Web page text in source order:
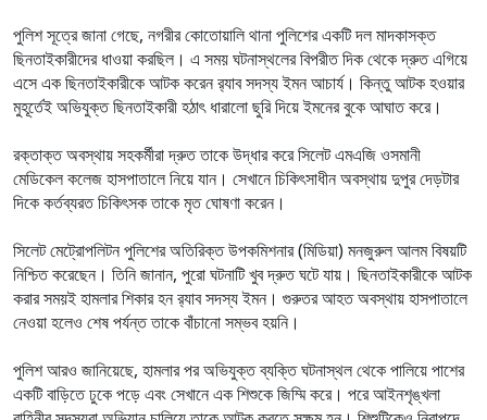
পুলিশ সূত্রে জানা গেছে, নগরীর কোতোয়ালি থানা পুলিশের একটি দল মাদকাসক্ত
ছিনতাইকারীদের ধাওয়া করছিল। এ সময় ঘটনাস্থলের বিপরীত দিক থেকে দ্রুত এগিয়ে
এসে এক ছিনতাইকারীকে আটক করেন র‌্যাব সদস্য ইমন আচার্য। কিন্তু আটক হওয়ার
মুহূর্তেই অভিযুক্ত ছিনতাইকারী হঠাৎ ধারালো ছুরি দিয়ে ইমনের বুকে আঘাত করে।
রক্তাক্ত অবস্থায় সহকর্মীরা দ্রুত তাকে উদ্ধার করে সিলেট এমএজি ওসমানী
মেডিকেল কলেজ হাসপাতালে নিয়ে যান। সেখানে চিকিৎসাধীন অবস্থায় দুপুর দেড়টার
দিকে কর্তব্যরত চিকিৎসক তাকে মৃত ঘোষণা করেন।
সিলেট মেট্রোপলিটন পুলিশের অতিরিক্ত উপকমিশনার (মিডিয়া) মনজুরুল আলম বিষয়টি
নিশ্চিত করেছেন। তিনি জানান, পুরো ঘটনাটি খুব দ্রুত ঘটে যায়। ছিনতাইকারীকে আটক
করার সময়ই হামলার শিকার হন র‌্যাব সদস্য ইমন। গুরুতর আহত অবস্থায় হাসপাতালে
নেওয়া হলেও শেষ পর্যন্ত তাকে বাঁচানো সম্ভব হয়নি।
পুলিশ আরও জানিয়েছে, হামলার পর অভিযুক্ত ব্যক্তি ঘটনাস্থল থেকে পালিয়ে পাশের
একটি বাড়িতে ঢুকে পড়ে এবং সেখানে এক শিশুকে জিম্মি করে। পরে আইনশৃঙ্খলা